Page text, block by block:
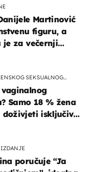
Martinović
figuru, a
je za večernji
SEKSUALNOG
Samo 18 % žena
doživjeti isključivo
IZDANJE
poručuje “Ja